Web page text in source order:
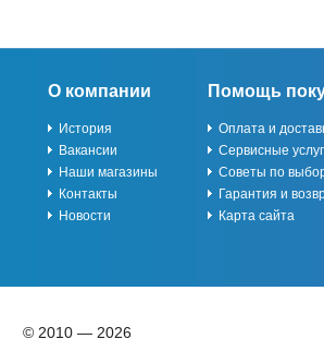
О компании
История
Вакансии
Наши магазины
Контакты
Новости
Помощь
Оплата и
Сервисные
Советы по
Гарантия и
Карта сайта
© 2010 — 2026